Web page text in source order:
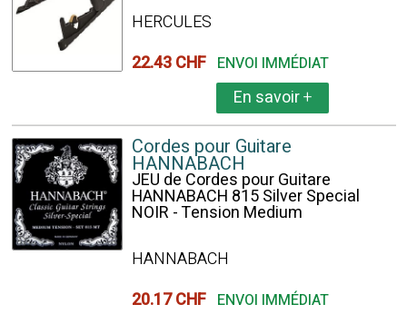
HERCULES
22.43 CHF ENVOI IMMÉDIAT
En savoir+
Cordes pour Guitare
HANNABACH
JEU de Cordes pour Guitare
HANNABACH 815 Silver Special
NOIR - Tension Medium
HANNABACH
20.17 CHF ENVOI IMMÉDIAT